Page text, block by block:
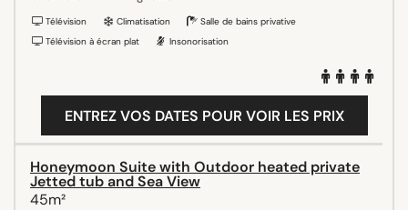
Télévision Climatisation
Salle de bains privative
Télévision à écran plat
Insonorisation
ENTREZ VOS DATES POUR VOIR LES PRIX
Honeymoon Suite with Outdoor heated private
Jetted tub and Sea View
45m²